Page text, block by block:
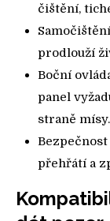
čištění,
prodlouží
Boční
panel
straně mísy.
přehřátí a